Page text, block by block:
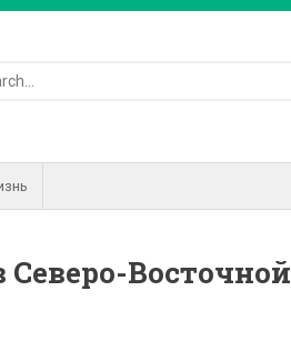
Восточной